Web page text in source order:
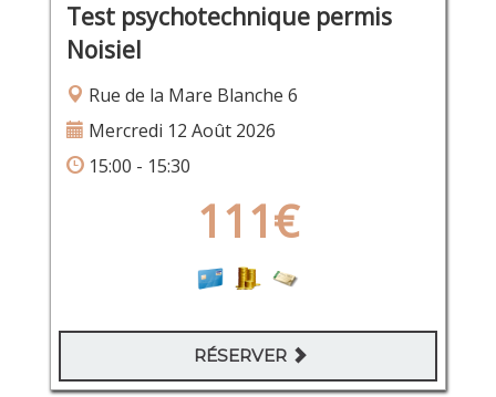
Test psychotechnique permis
Noisiel
Rue de la Mare Blanche 6
Mercredi 12 Août 2026
15:00 - 15:30
111€
RÉSERVER